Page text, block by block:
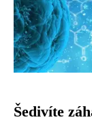
Šedivíte